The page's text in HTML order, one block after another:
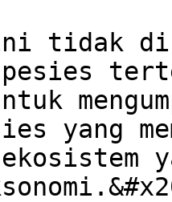
tidak
yang
ekosistem